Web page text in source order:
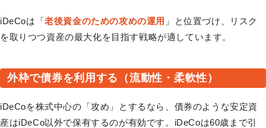
iDeCoは「老後資金のための攻めの運用 」と位置づけ、リスク
を取りつつ資産の最大化を目指す戦略が適しています。
外枠で債券を利用する（流動性・柔軟性）
iDeCoを株式中心の「攻め」とするなら、債券のような安定資
産はiDeCo以外で保有するのが有効です。iDeCoは60歳まで引